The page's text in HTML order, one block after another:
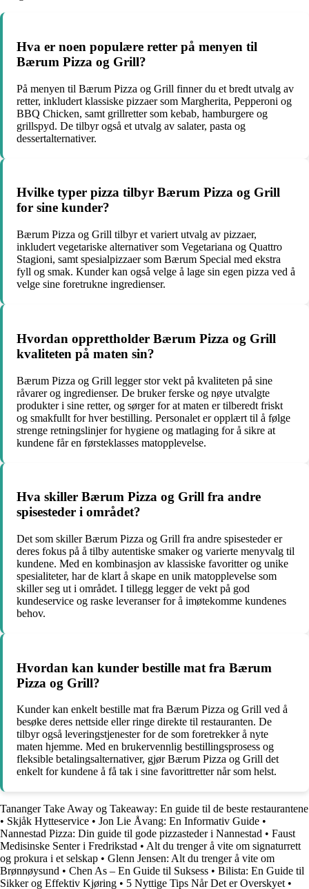
Hva er noen populære retter på menyen til
Bærum Pizza og Grill?
På menyen til Bærum Pizza og Grill finner du et bredt utvalg av
retter, inkludert klassiske pizzaer som Margherita, Pepperoni og
BBQ Chicken, samt grillretter som kebab, hamburgere og
grillspyd. De tilbyr også et utvalg av salater, pasta og
dessertalternativer.
Hvilke typer pizza tilbyr Bærum Pizza og Grill
for sine kunder?
Bærum Pizza og Grill tilbyr et variert utvalg av pizzaer,
inkludert vegetariske alternativer som Vegetariana og Quattro
Stagioni, samt spesialpizzaer som Bærum Special med ekstra
fyll og smak. Kunder kan også velge å lage sin egen pizza ved å
velge sine foretrukne ingredienser.
Hvordan opprettholder Bærum Pizza og Grill
kvaliteten på maten sin?
Bærum Pizza og Grill legger stor vekt på kvaliteten på sine
råvarer og ingredienser. De bruker ferske og nøye utvalgte
produkter i sine retter, og sørger for at maten er tilberedt friskt
og smakfullt for hver bestilling. Personalet er opplært til å følge
strenge retningslinjer for hygiene og matlaging for å sikre at
kundene får en førsteklasses matopplevelse.
Hva skiller Bærum Pizza og Grill fra andre
spisesteder i området?
Det som skiller Bærum Pizza og Grill fra andre spisesteder er
deres fokus på å tilby autentiske smaker og varierte menyvalg til
kundene. Med en kombinasjon av klassiske favoritter og unike
spesialiteter, har de klart å skape en unik matopplevelse som
skiller seg ut i området. I tillegg legger de vekt på god
kundeservice og raske leveranser for å imøtekomme kundenes
behov.
Hvordan kan kunder bestille mat fra Bærum
Pizza og Grill?
Kunder kan enkelt bestille mat fra Bærum Pizza og Grill ved å
besøke deres nettside eller ringe direkte til restauranten. De
tilbyr også leveringstjenester for de som foretrekker å nyte
maten hjemme. Med en brukervennlig bestillingsprosess og
fleksible betalingsalternativer, gjør Bærum Pizza og Grill det
enkelt for kundene å få tak i sine favorittretter når som helst.
Tananger Take Away og Takeaway: En guide til de beste restaurantene
• Skjåk Hytteservice • Jon Lie Åvang: En Informativ Guide •
Nannestad Pizza: Din guide til gode pizzasteder i Nannestad • Faust
Medisinske Senter i Fredrikstad • Alt du trenger å vite om signaturrett
og prokura i et selskap • Glenn Jensen: Alt du trenger å vite om
Brønnøysund • Chen As – En Guide til Suksess • Bilista: En Guide til
Sikker og Effektiv Kjøring • 5 Nyttige Tips Når Det er Overskyet •